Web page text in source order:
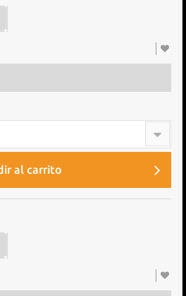
al carrito